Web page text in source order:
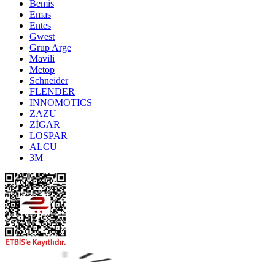
Bemis
Emas
Entes
Gwest
Grup Arge
Mavili
Metop
Schneider
FLENDER
INNOMOTICS
ZAZU
ZİGAR
LOSPAR
ALCU
3M